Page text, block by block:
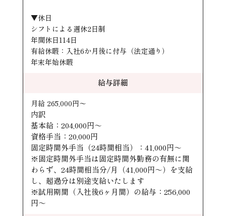
▼休日
シフトによる週休2日制
年間休日114日
有給休暇：入社6か月後に付与（法定通り）
年末年始休暇
給与詳細
月給 265,000円〜
内訳
基本給：204,000円～
資格手当：20,000円
固定時間外手当（24時間相当）：41,000円～
※固定時間外手当は固定時間外勤務の有無に関
わらず、24時間相当分/月（41,000円～）を支給
し、超過分は別途支給いたします
※試用期間（入社後6ヶ月間）の給与：256,000
円～